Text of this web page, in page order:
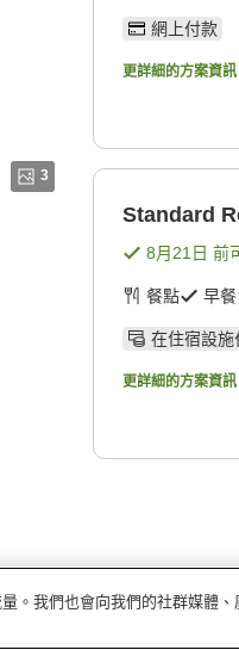
3
網上付款
更詳細的方案資訊
Standard
8月21日 前
餐點 早餐
在住宿設施
更詳細的方案資訊
。我們也會向我們的社群媒體